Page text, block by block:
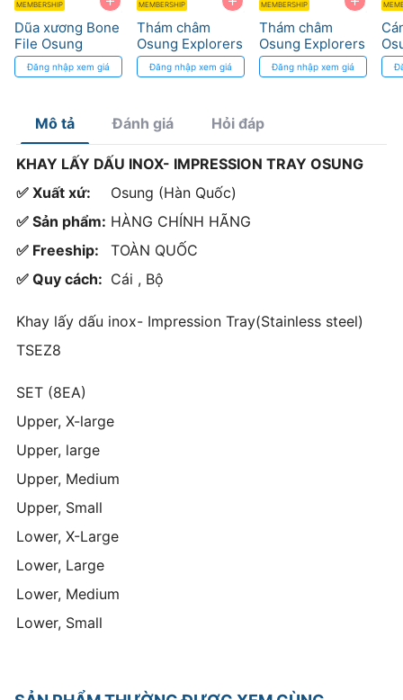
MEMBERSHIP
Dũa xương Bone
File Osung
Đăng nhập xem giá
MEMBERSHIP
Thám châm
Osung Explorers
Metal handle
Đăng nhập xem giá
MEMBERSHIP
Thám châm
Osung Explorers
EXDK
Đăng nhập xem giá
Mô tả Đánh giá Hỏi đáp
KHAY LẤY DẤU INOX- IMPRESSION TRAY OSUNG
✅ Xuất xứ:
Osung (Hàn Quốc)
✅ Sản phẩm: HÀNG CHÍNH HÃNG
✅ Freeship:
TOÀN QUỐC
✅ Quy cách: Cái , Bộ
Khay lấy dấu inox- Impression Tray(Stainless steel)
TSEZ8
SET (8EA)
Upper, X-large
Upper, large
Upper, Medium
Upper, Small
Lower, X-Large
Lower, Large
Lower, Medium
Lower, Small